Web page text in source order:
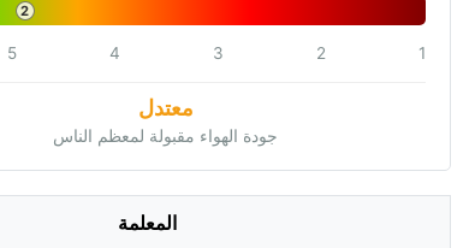
2
1
2
3
4
5
معتدل
جودة الهواء مقبولة لمعظم الناس
المعلمة